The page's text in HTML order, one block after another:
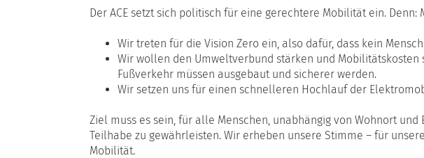
Der ACE setzt sich politisch für eine gerechtere Mobilität ein.
Wir treten für die Vision Zero ein, also dafür, dass kein
Wir wollen den Umweltverbund stärken und
Fußverkehr müssen ausgebaut und sicherer werden.
Wir setzen uns für einen schnelleren Hochlauf der
Ziel muss es sein, für alle Menschen, unabhängig von Wohnort
Teilhabe zu gewährleisten. Wir erheben unsere Stimme – für
Mobilität.